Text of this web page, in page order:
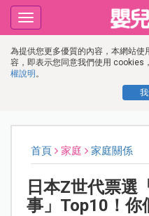
為提供您更多優質的內容，本網站
容，即表示您同意我們使用 cookies
權說明 。
Toggle
navigation
首頁 家庭 家庭關係
日本Z世代票選
事」Top10！你